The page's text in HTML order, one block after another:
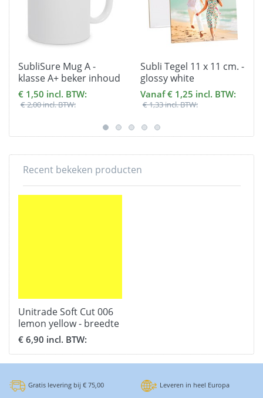
SubliSure Mug A -
klasse A+ beker inhoud
330 ml met Doosje
€ 1,50 incl. BTW:
€ 2,00 incl. BTW:
Subli Tegel 11 x 11 cm. -
glossy white
Vanaf € 1,25 incl. BTW:
€ 1,33 incl. BTW:
Recent bekeken producten
Unitrade Soft Cut 006
lemon yellow - breedte
51 cm.
€ 6,90 incl. BTW:
Gratis levering bij € 75,00 Leveren in heel Europa